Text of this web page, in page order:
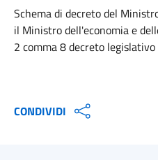
Schema di decreto del
il Ministro dell'economia e
2 comma 8 decreto
CONDIVIDI